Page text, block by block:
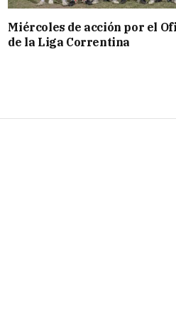
Miércoles de acción por el
de la Liga Correntina